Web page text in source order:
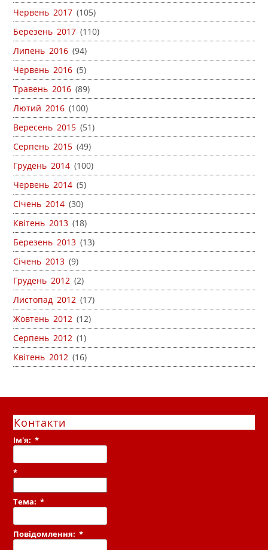
Червень 2017 (105)
Березень 2017 (110)
Липень 2016 (94)
Червень 2016 (5)
Травень 2016 (89)
Лютий 2016 (100)
Вересень 2015 (51)
Серпень 2015 (49)
Грудень 2014 (100)
Червень 2014 (5)
Січень 2014 (30)
Квітень 2013 (18)
Березень 2013 (13)
Січень 2013 (9)
Грудень 2012 (2)
Листопад 2012 (17)
Жовтень 2012 (12)
Серпень 2012 (1)
Квітень 2012 (16)
Контакти
Ім'я:*
*
Тема:*
Повідомлення:*